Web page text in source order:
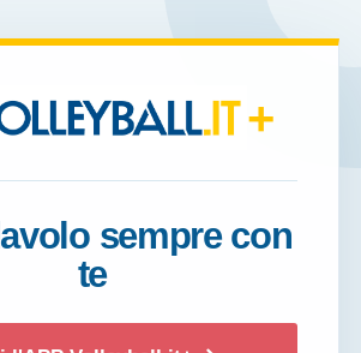
+
sempre con
te